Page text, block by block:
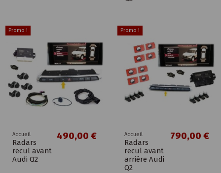
Promo !
Accueil
Radars
recul avant
Audi Q2
490,00 €
Promo !
Accueil
Radars
recul avant
arrière Audi
Q2
790,00 €